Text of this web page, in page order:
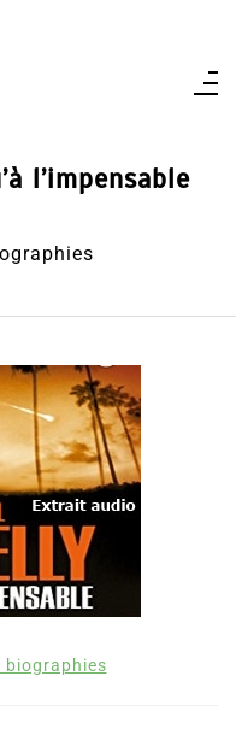
l’impensable
biographies